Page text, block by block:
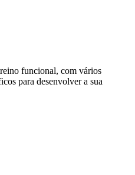
funcional, com vários
para desenvolver a sua